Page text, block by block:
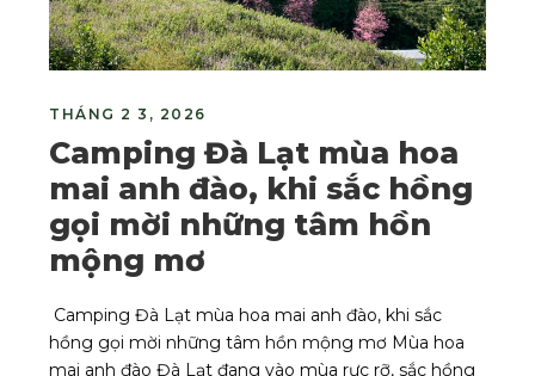
THÁNG 2 3, 2026
Camping Đà Lạt mùa hoa
mai anh đào, khi sắc hồng
gọi mời những tâm hồn
mộng mơ
Camping Đà Lạt mùa hoa mai anh đào, khi sắc
hồng gọi mời những tâm hồn mộng mơ Mùa hoa
mai anh đào Đà Lạt đang vào mùa rực rỡ, sắc hồng